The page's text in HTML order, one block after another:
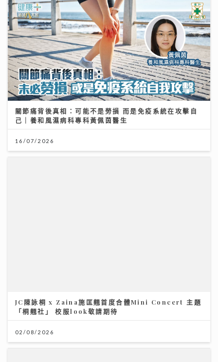
關節痛背後真相：可能不是勞損 而是免疫系統在攻擊自
己｜養和風濕病科專科黃佩茵醫生
16/07/2026
02/08/2026